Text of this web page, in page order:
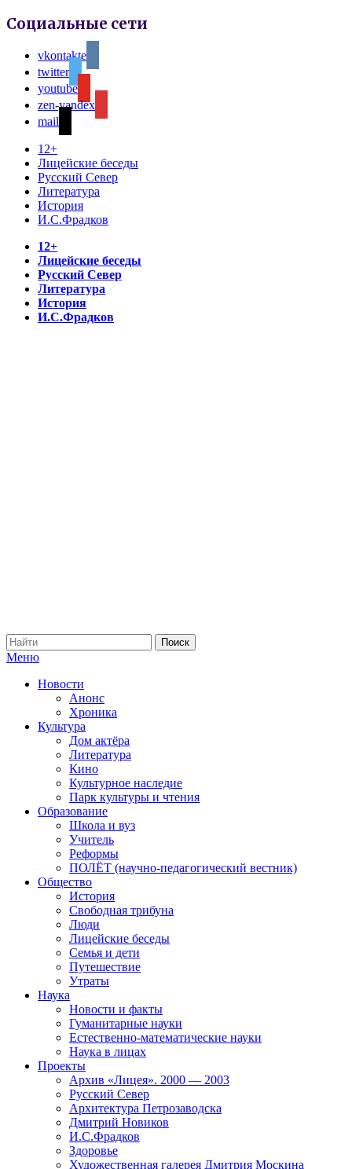
Социальные сети
vkontakte
twitter
youtube
zen-yandex
mail
12+
Лицейские беседы
Русский Север
Литература
История
И.С.Фрадков
12+
Лицейские беседы
Русский Север
Литература
История
И.С.Фрадков
Меню
Новости
Анонс
Хроника
Культура
Дом актёра
Литература
Кино
Культурное наследие
Парк культуры и чтения
Образование
Школа и вуз
Учитель
Реформы
ПОЛЁТ (научно-педагогический вестник)
Общество
История
Свободная трибуна
Люди
Лицейские беседы
Семья и дети
Путешествие
Утраты
Наука
Новости и факты
Гуманитарные науки
Естественно-математические науки
Наука в лицах
Проекты
Архив «Лицея». 2000 — 2003
Русский Север
Архитектура Петрозаводска
Дмитрий Новиков
И.С.Фрадков
Здоровье
Художественная галерея Дмитрия Москина